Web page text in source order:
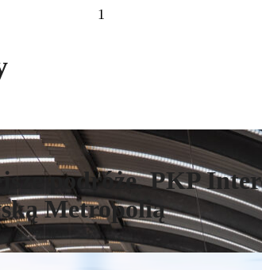
1
podróże. PKP
Metropolią